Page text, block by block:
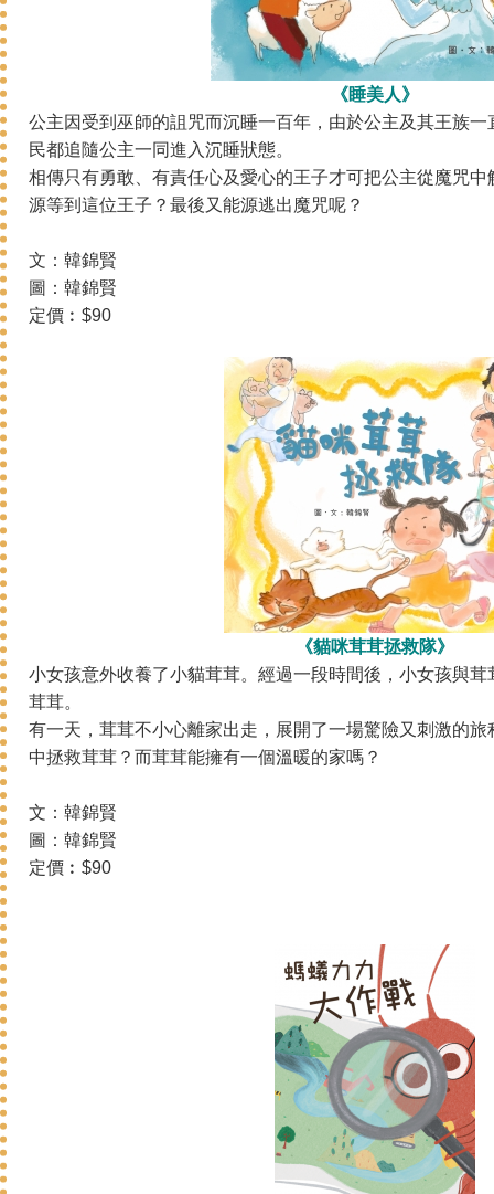
《睡美人》
公主因受到巫師的詛咒而沉睡一百年，由於公主及其王族
民都追隨公主一同進入沉睡狀態。
相傳只有勇敢、有責任心及愛心的王子才可把公主從魔咒
源等到這位王子？最後又能源逃出魔咒呢？
文：韓錦賢
圖：韓錦賢
定價︰$90
《貓咪茸茸拯救隊》
小女孩意外收養了小貓茸茸。經過一段時間後，小女孩與
茸茸。
有一天，茸茸不小心離家出走，展開了一場驚險又刺激的
中拯救茸茸？而茸茸能擁有一個溫暖的家嗎？
文：韓錦賢
圖：韓錦賢
定價︰$90